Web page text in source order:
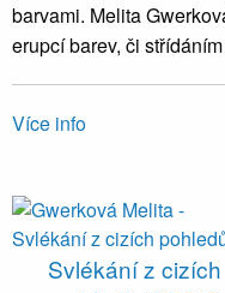
barvami. Melita
erupcí barev, či
Více info
Svlékání z cizích